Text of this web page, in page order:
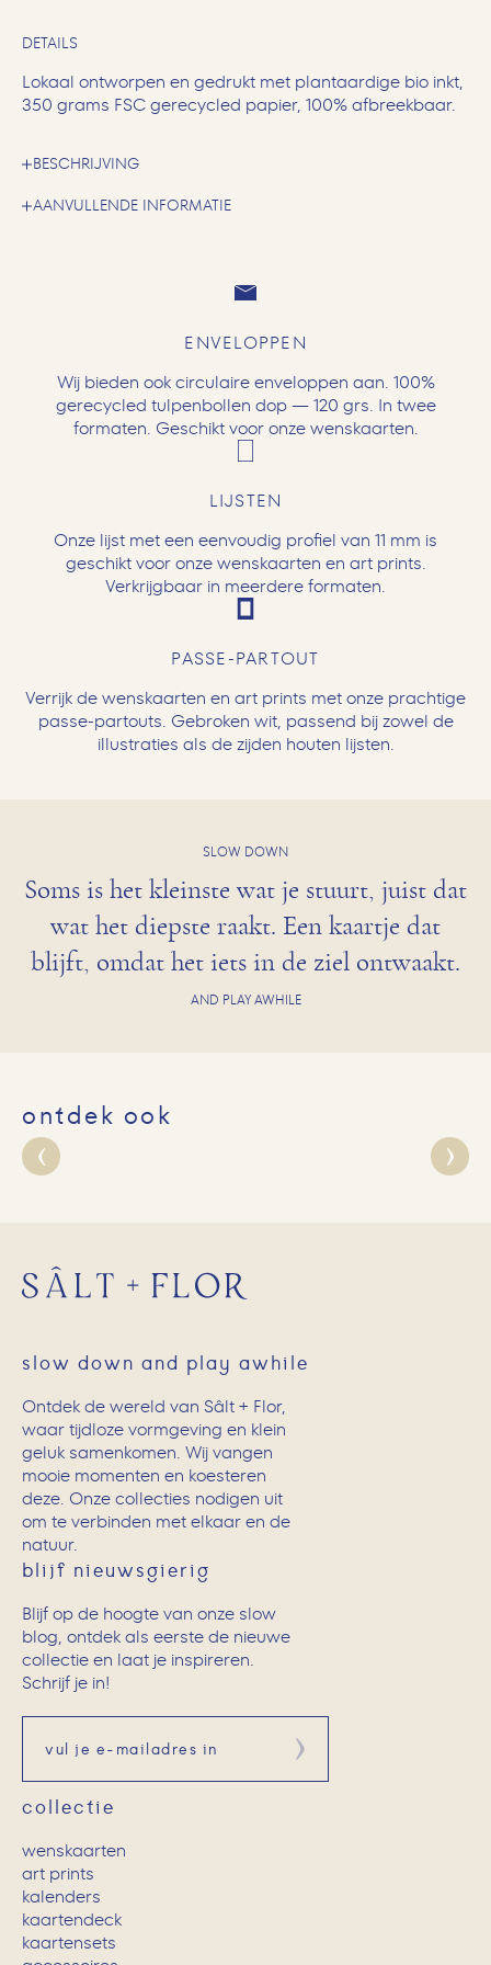
DETAILS
Lokaal ontworpen en gedrukt met plantaardige bio inkt,
350 grams FSC gerecycled papier, 100% afbreekbaar.
BESCHRIJVING
AANVULLENDE INFORMATIE
ENVELOPPEN
Wij bieden ook circulaire enveloppen aan. 100%
gerecycled tulpenbollen dop — 120 grs. In twee
formaten. Geschikt voor onze wenskaarten.
LIJSTEN
Onze lijst met een eenvoudig profiel van 11 mm is
geschikt voor onze wenskaarten en art prints.
Verkrijgbaar in meerdere formaten.
PASSE-PARTOUT
Verrijk de wenskaarten en art prints met onze prachtige
passe-partouts. Gebroken wit, passend bij zowel de
illustraties als de zijden houten lijsten.
SLOW DOWN
Soms is het kleinste wat je stuurt, juist dat
wat het diepste raakt. Een kaartje dat
blijft, omdat het iets in de ziel ontwaakt.
AND PLAY AWHILE
ontdek ook
slow down and play awhile
Ontdek de wereld van Sâlt + Flor,
waar tijdloze vormgeving en klein
geluk samenkomen. Wij vangen
mooie momenten en koesteren
deze. Onze collecties nodigen uit
om te verbinden met elkaar en de
natuur.
blijf nieuwsgierig
Blijf op de hoogte van onze slow
blog, ontdek als eerste de nieuwe
collectie en laat je inspireren.
Schrijf je in!
Aanmelden
collectie
wenskaarten
art prints
kalenders
kaartendeck
kaartensets